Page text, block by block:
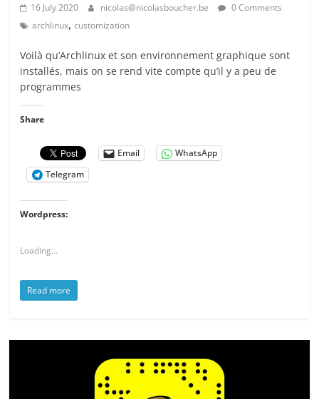
16 July 2020 nicolas@nicolasboucher.be
0 Comments
archlinux,customization
Voilà qu’Archlinux et son environnement graphique sont
installés, mais on se rend vite compte qu’il y a peu de
programmes
Share
Email
WhatsApp
Telegram
Wordpress:
Loading...
Read more